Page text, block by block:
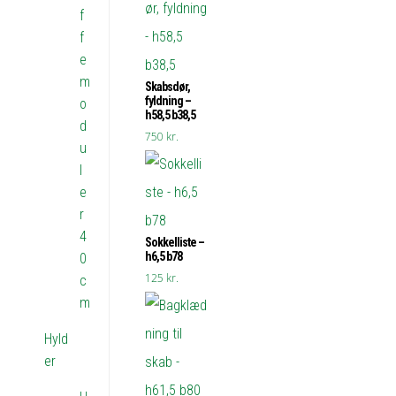
Skabsdør,
fyldning –
h58,5 b38,5
750 kr.
Sokkelliste –
h6,5 b78
125 kr.
f
f
e
m
o
d
u
l
e
r
4
0
c
m
Hyld
er